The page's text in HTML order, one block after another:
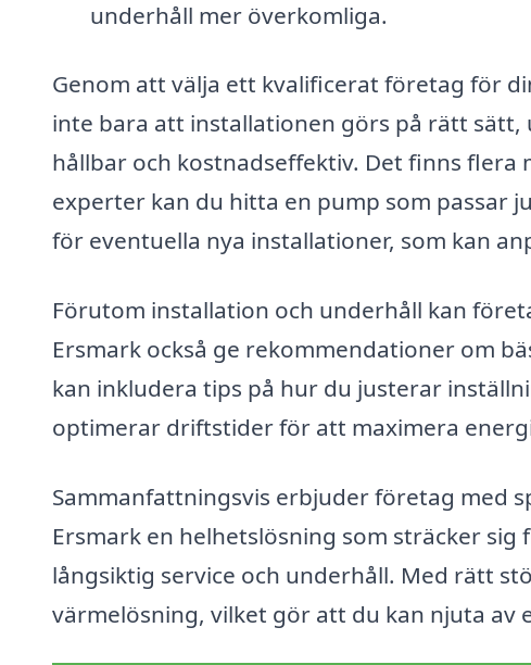
underhåll mer överkomliga.
Genom att välja ett kvalificerat företag för
inte bara att installationen görs på rätt sätt,
hållbar och kostnadseffektiv. Det finns flera
experter kan du hitta en pump som passar
för eventuella nya installationer, som kan
Förutom installation och underhåll kan
Ersmark också ge rekommendationer om
kan inkludera tips på hur du justerar
optimerar driftstider för att maximera
Sammanfattningsvis erbjuder företag med
Ersmark en helhetslösning som sträcker
långsiktig service och underhåll. Med rätt
värmelösning, vilket gör att du kan njuta